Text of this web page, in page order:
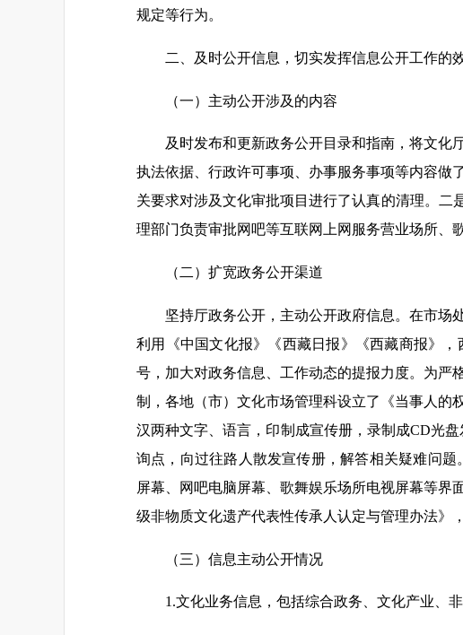
规定等行为。
二、及时公开信息，切实发挥信息公开工作的
（一）主动公开涉及的内容
及时发布和更新政务公开目录和指南，将文化
执法依据、行政许可事项、办事服务事项等内容做
关要求对涉及文化审批项目进行了认真的清理。二
理部门负责审批网吧等互联网上网服务营业场所、
（二）扩宽政务公开渠道
坚持厅政务公开，主动公开政府信息。在市场
利用《中国文化报》《西藏日报》《西藏商报》
号，加大对政务信息、工作动态的提报力度。为严
制，各地（市）文化市场管理科设立了《当事人的
汉两种文字、语言，印制成宣传册，录制成CD光盘
询点，向过往路人散发宣传册，解答相关疑难问
屏幕、网吧电脑屏幕、歌舞娱乐场所电视屏幕等
级非物质文化遗产代表性传承人认定与管理办法》
（三）信息主动公开情况
1.文化业务信息，包括综合政务、文化产业、